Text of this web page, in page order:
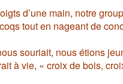
d’une main, notre
tout en nageant de
souriait, nous étions
à vie, « croix de bois,